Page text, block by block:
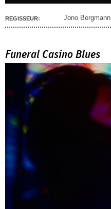
REGISSEUR: Jono Bergmann
Funeral Casino Blues